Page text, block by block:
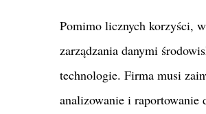
Pomimo licznych korzyści,
zarządzania danymi
technologie. Firma musi
analizowanie i raportowanie